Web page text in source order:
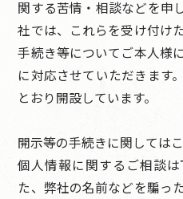
関する苦情・相談などを申
社では、これらを受け付け
手続き等についてご本人様
に対応させていただきます
とおり開設しています。
開示等の手続きに関しては
個人情報に関するご相談
た、弊社の名前などを騙っ